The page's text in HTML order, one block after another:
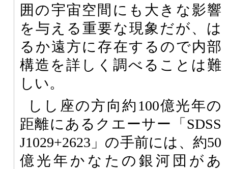
囲の宇宙空間にも大きな影響
を与える重要な現象だが、は
るか遠方に存在するので内部
構造を詳しく調べることは難
しい。
しし座の方向約100億光年の
距離にあるクエーサー「SDSS
J1029+2623」の手前には、約50
億光年かなたの銀河団があ